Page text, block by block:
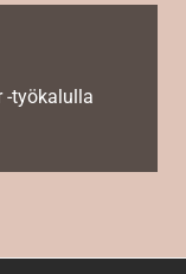
-työkalulla